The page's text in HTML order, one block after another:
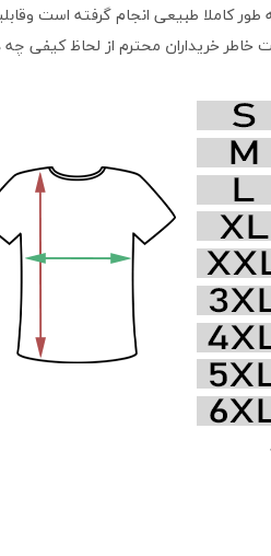
کاملا طبیعی انجام گرفته است
خاطر خریداران محترم از لحاظ کیفی